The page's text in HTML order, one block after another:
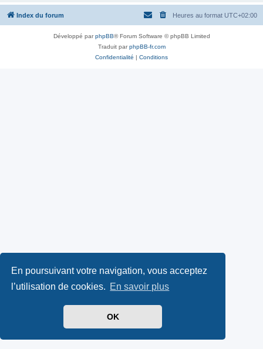
En poursuivant votre navigation, vous acceptez
l’utilisation de cookies. En savoir plus
OK
e
Index du forum Heures au format UTC+02:00
Développé parphpBB® Forum Software © phpBB Limited
Traduit parphpBB-fr.com
Confidentialité | Conditions